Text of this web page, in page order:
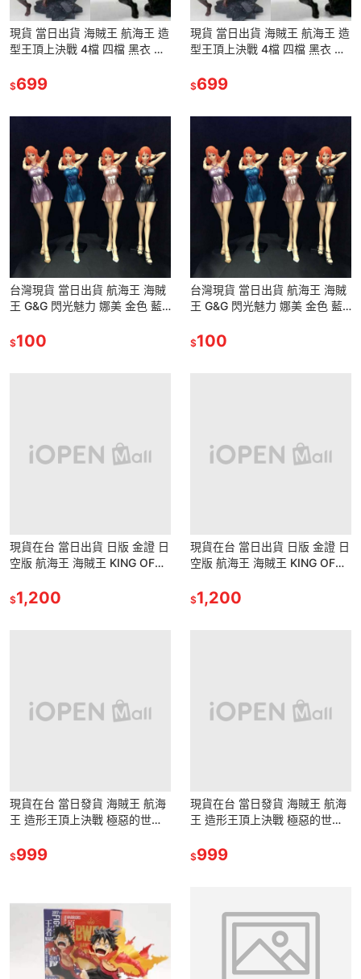
現貨 當日出貨 海賊王 航海王 造
型王頂上決戰 4檔 四檔 黑衣 白
模型
$699
現貨 當日出貨 海賊王 航海王 造
型王頂上決戰 4檔 四檔 黑衣 白
模型
$699
台灣現貨 當日出貨 航海王 海賊
王 G&G 閃光魅力 娜美 金色 藍
公仔 雕像
$100
台灣現貨 當日出貨 航海王 海賊
王 G&G 閃光魅力 娜美 金色 藍
公仔 雕像
$100
現貨在台 當日出貨 日版 金證 日
空版 航海王 海賊王 KING OF
品 公仔
$1,200
現貨在台 當日出貨 日版 金證 日
空版 航海王 海賊王 KING OF
品 公仔
$1,200
現貨在台 當日發貨 海賊王 航海
王 造形王頂上決戰 極惡的世代
飛 公仔 景品
$999
現貨在台 當日發貨 海賊王 航海
王 造形王頂上決戰 極惡的世代
飛 公仔 景品
$999